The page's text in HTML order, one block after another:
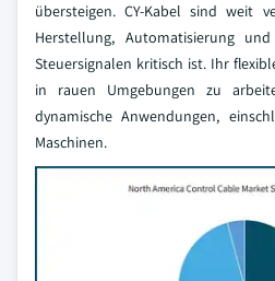
übersteigen. CY-Kabel sind weit
Herstellung, Automatisierung
Steuersignalen kritisch ist. Ihr
in rauen Umgebungen zu
dynamische Anwendungen,
Maschinen.